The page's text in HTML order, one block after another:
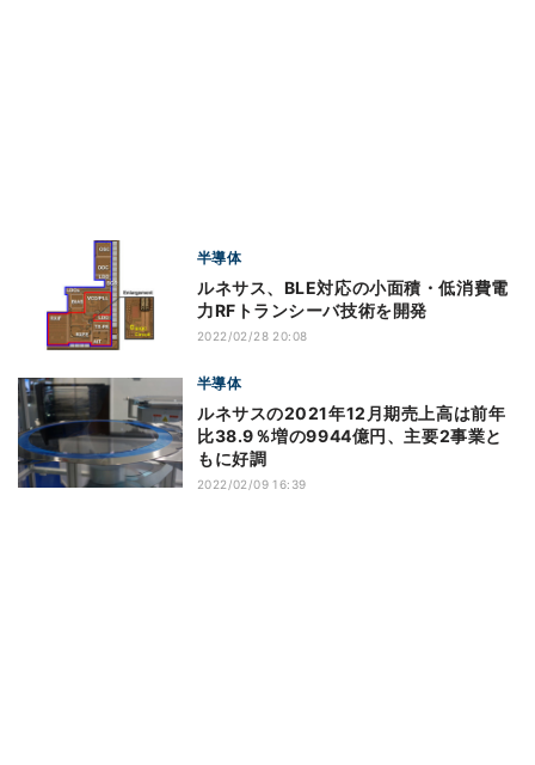
半導体
ルネサス、BLE対応の小面積・低消費電
力RFトランシーバ技術を開発
2022/02/28 20:08
半導体
ルネサスの2021年12月期売上高は前年
比38.9％増の9944億円、主要2事業と
もに好調
2022/02/09 16:39